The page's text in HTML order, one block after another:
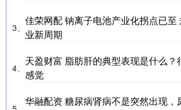
3、
佳荣网配 钠离子电池产业化拐点已至
业新周期
4、
天盈财富 脂肪肝的典型表现是什么
感觉
华融配资 糖尿病肾病不是突然出现，